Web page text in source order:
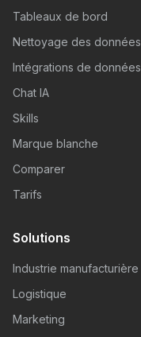
Tableaux de bord
Nettoyage des données
Intégrations de données
Chat IA
Skills
Marque blanche
Comparer
Tarifs
Solutions
Industrie manufacturière
Logistique
Marketing